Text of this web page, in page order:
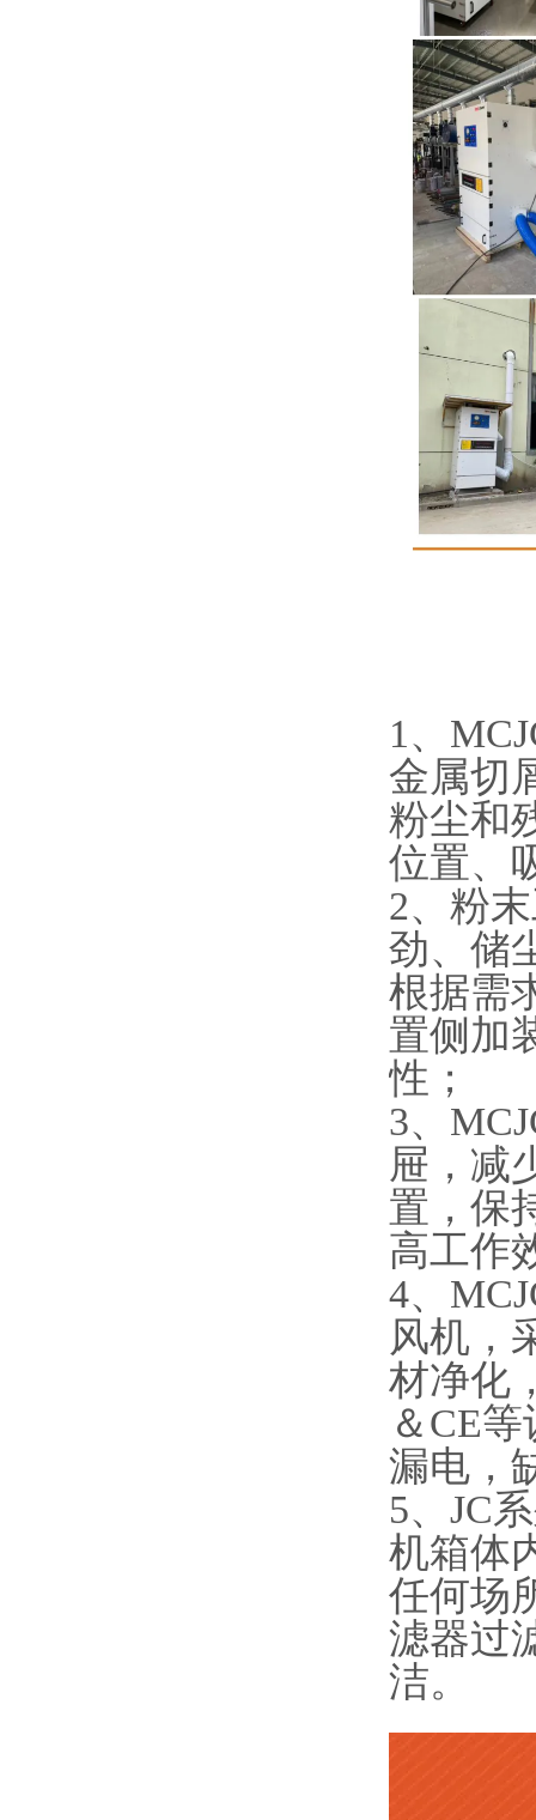
1、
金属切
粉尘和
位置、
2、粉
劲、储
根据需
置侧加
性；
3、
屉，减
置，保
高工作
4、
风机，
材净化
＆CE
漏电，
5、JC
机箱体
任何场
滤器过
洁。